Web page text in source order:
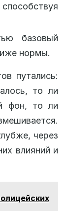
базовый
нормы.
путались:
то ли
фон, то ли
через
влияний и